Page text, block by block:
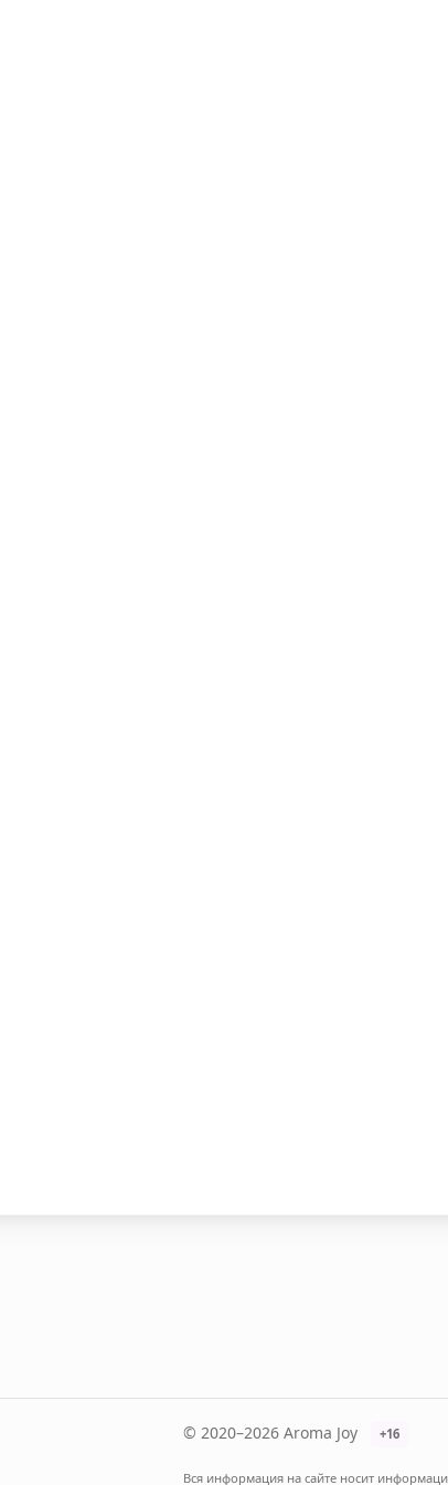
© 2020–2026 Aroma Joy +16
Вся информация на сайте носит